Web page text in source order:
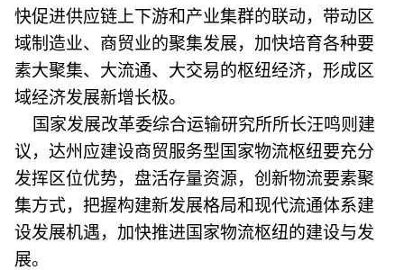
快促进供应链上下游和产业集群的联动，带动区
域制造业、商贸业的聚集发展，加快培育各种要
素大聚集、大流通、大交易的枢纽经济，形成区
域经济发展新增长极。
国家发展改革委综合运输研究所所长汪鸣则建
议，达州应建设商贸服务型国家物流枢纽要充分
发挥区位优势，盘活存量资源，创新物流要素聚
集方式，把握构建新发展格局和现代流通体系建
设发展机遇，加快推进国家物流枢纽的建设与发
展。